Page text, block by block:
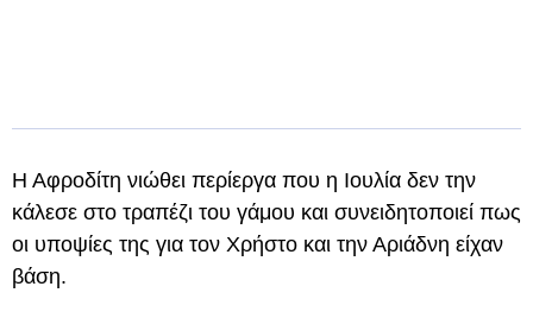
Η Αφροδίτη νιώθει περίεργα που η Ιουλία δεν την
κάλεσε στο τραπέζι του γάμου και συνειδητοποιεί πως
οι υποψίες της για τον Χρήστο και την Αριάδνη είχαν
βάση.